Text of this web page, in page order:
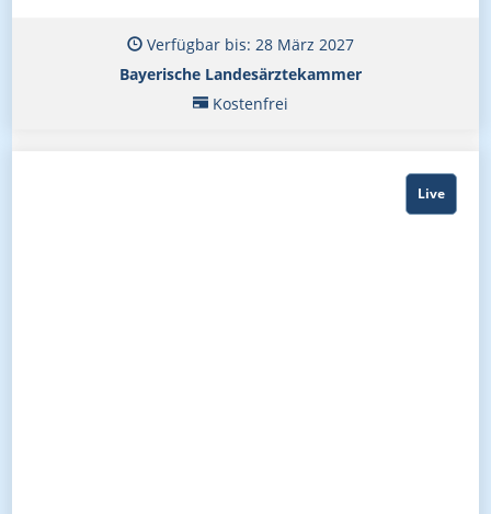
Verfügbar bis: 28 März 2027
Bayerische Landesärztekammer
Kostenfrei
Live